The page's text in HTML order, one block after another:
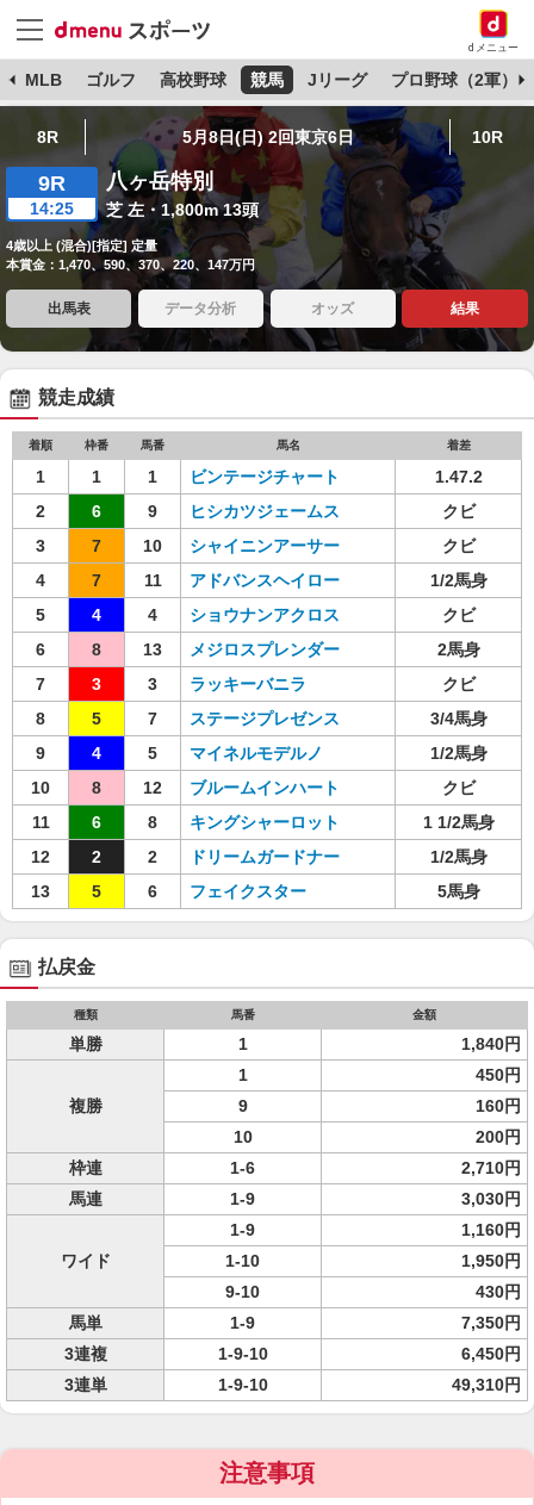
dメニュー
MLB ゴルフ 高校野球 競馬 Jリーグ プロ野球（2軍）
8R 5月8日(日) 2回東京6日 10R
9R
14:25
八ヶ岳特別
芝 左・1,800m 13頭
4歳以上 (混合)[指定] 定量
本賞金：1,470、590、370、220、147万円
出馬表 データ分析 オッズ 結果
競走成績
着順 枠番 馬番 馬名 着差
1 1 1 ビンテージチャート
1.47.2
2
6 9 ヒシカツジェームス
クビ
3
7 10 シャイニンアーサー
クビ
4
7 11 アドバンスヘイロー
1/2馬身
5
4 4 ショウナンアクロス
クビ
6
8 13 メジロスプレンダー
2馬身
7
3 3 ラッキーバニラ
クビ
8
5 7 ステージプレゼンス
3/4馬身
9
4 5 マイネルモデルノ
1/2馬身
10
8 12 ブルームインハート
クビ
11
6 8 キングシャーロット
1 1/2馬身
12
2 2 ドリームガードナー
1/2馬身
13
5 6 フェイクスター 5馬身
払戻金
種類 馬番 金額
単勝 1 1,840円
複勝
1
450円
9
160円
10
200円
枠連
1-6
2,710円
馬連
1-9 3,030円
ワイド
1-9
1,160円
1-10
1,950円
9-10
430円
馬単
1-9
7,350円
3連複
1-9-10
6,450円
3連単
1-9-10 49,310円
注意事項